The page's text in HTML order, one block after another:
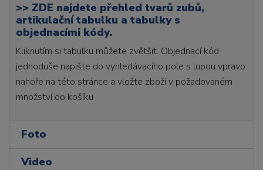
>> ZDE najdete přehled tvarů zubů,
artikulační tabulku a tabulky s
objednacími kódy.
Kliknutím si tabulku můžete zvětšit. Objednací kód
jednoduše napište do vyhledávacího pole s lupou vpravo
nahoře na této stránce a vložte zboží v požadovaném
množství do košíku
Foto
Video